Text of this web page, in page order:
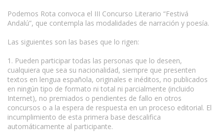
Podemos Rota convoca el III Concurso Literario “Festivá
Andalú”, que contempla las modalidades de narración y poesía.
Las siguientes son las bases que lo rigen:
1. Pueden participar todas las personas que lo deseen,
cualquiera que sea su nacionalidad, siempre que presenten
textos en lengua española, originales e inéditos, no publicados
en ningún tipo de formato ni total ni parcialmente (incluido
Internet), no premiados o pendientes de fallo en otros
concursos o a la espera de respuesta en un proceso editorial. El
incumplimiento de esta primera base descalifica
automáticamente al participante.